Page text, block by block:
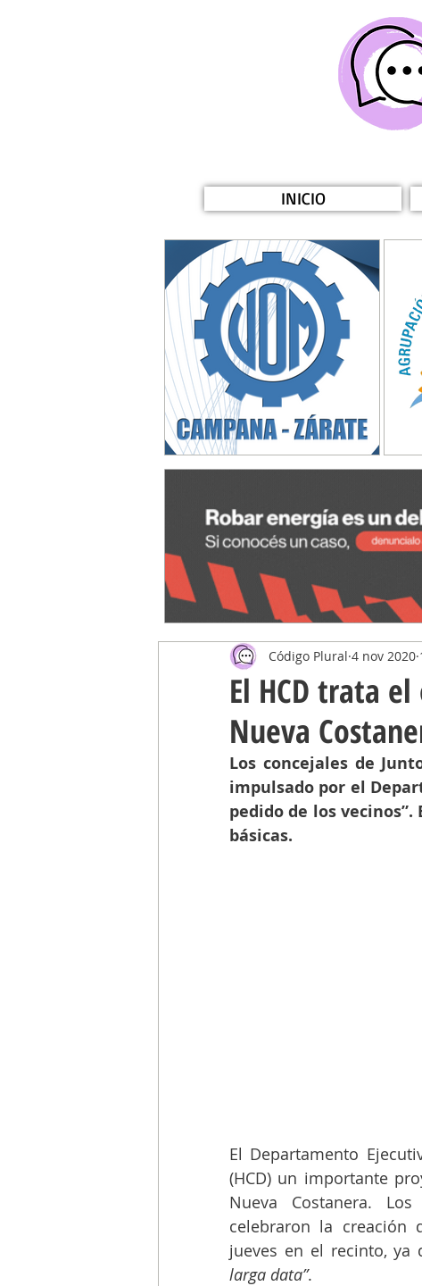
INICIO
El HCD trata
Nueva
Código Plural 4 nov 2020
Los concejales de
impulsado por el
pedido de los
básicas.
El Departamento
(HCD) un importante
Nueva Costanera.
celebraron la creación
jueves en el recinto, ya
larga data”.